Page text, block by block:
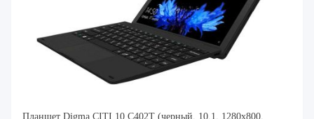
Планшет Digma CITI 10 C402T (черный, 10.1, 1280x800,